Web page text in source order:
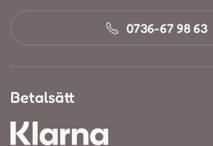
0736-67 98 63
Betalsätt